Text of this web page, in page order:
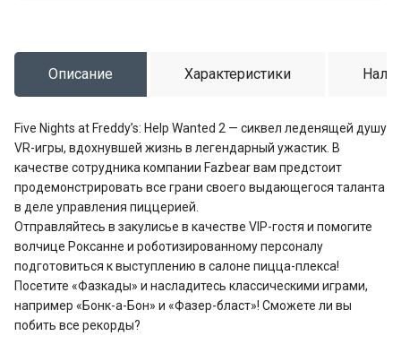
Описание Характеристики
Five Nights at Freddy’s: Help Wanted 2 — сиквел леденящей душу
VR-игры, вдохнувшей жизнь в легендарный ужастик. В
качестве сотрудника компании Fazbear вам предстоит
продемонстрировать все грани своего выдающегося таланта
в деле управления пиццерией.
Отправляйтесь в закулисье в качестве VIP-гостя и помогите
волчице Роксанне и роботизированному персоналу
подготовиться к выступлению в салоне пицца-плекса!
Посетите «Фазкады» и насладитесь классическими играми,
например «Бонк-а-Бон» и «Фазер-бласт»! Сможете ли вы
побить все рекорды?